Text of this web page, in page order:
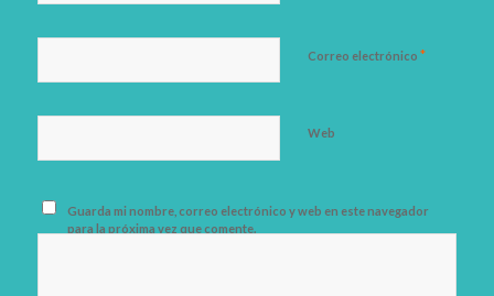
Correo electrónico *
Web
Guarda mi nombre, correo electrónico y web en este navegador
para la próxima vez que comente.